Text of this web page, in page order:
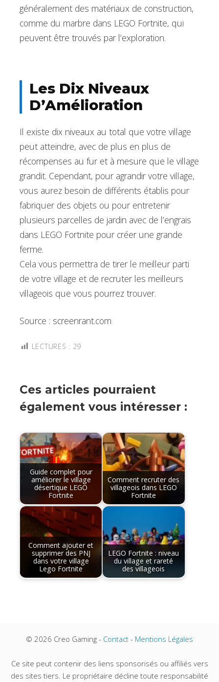
généralement des matériaux de construction,
comme du marbre dans LEGO Fortnite, qui
peuvent être trouvés par l’exploration.
Les Dix Niveaux
D’Amélioration
Il existe dix niveaux au total que votre village
peut atteindre, avec de plus en plus de
récompenses au fur et à mesure que le village
grandit. Cependant, pour agrandir votre village,
vous aurez besoin de différents établis pour
fabriquer des objets ou pour entretenir
plusieurs parcelles de jardin avec de l’engrais
dans LEGO Fortnite pour créer une grande
ferme.
Cela vous permettra de tirer le meilleur parti
de votre village et de recruter les meilleurs
villageois que vous pourrez trouver.
Source : screenrant.com
LECTURES : 29
Ces articles pourraient
également vous intéresser :
Guide complet pour
améliorer le village
désertique LEGO
Fortnite
Comment recruter des
villageois dans LEGO
Fortnite
Comment ajouter et
supprimer des PNJ
dans votre village
Lego Fortnite
LEGO Fortnite : niveau
du village et rareté
des villageois
© 2026 Creo Gaming - Contact - Mentions Légales
Ce site peut contenir des liens sponsorisés ou affiliés vers
des sites tiers. Le propriétaire décline toute responsabilité